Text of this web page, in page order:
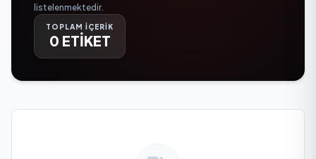
listelenmektedir.
TOPLAM İÇERİK
0 ETİKET